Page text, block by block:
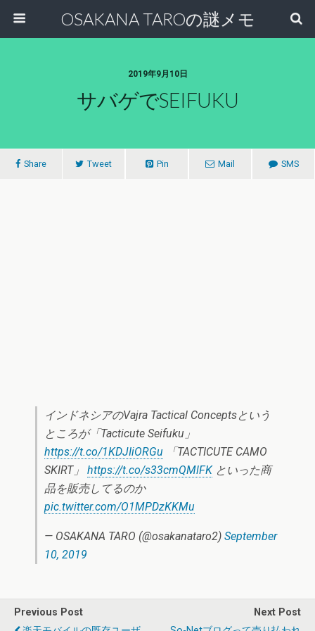
OSAKANA TAROの謎メモ
2019年9月10日
サバゲでSEIFUKU
Share Tweet Pin Mail SMS
インドネシアのVajra Tactical Conceptsという
ところが「Tacticute Seifuku」
https://t.co/1KDJIiORGu 「TACTICUTE CAMO
SKIRT」 https://t.co/s33cmQMlFKといった商
品を販売してるのか
pic.twitter.com/O1MPDzKKMu
— OSAKANA TARO (@osakanataro2) September
10, 2019
Previous Post
Next Post